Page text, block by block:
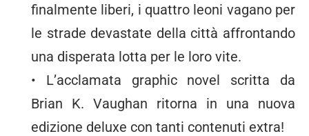
finalmente liberi, i quattro leoni vagano per
le strade devastate della città affrontando
una disperata lotta per le loro vite.
• L’acclamata graphic novel scritta da
Brian K. Vaughan ritorna in una nuova
edizione deluxe con tanti contenuti extra!